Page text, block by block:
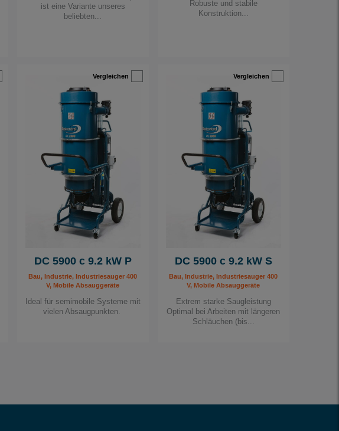
ist eine Variante unseres
beliebten...
Robuste und stabile
Konstruktion...
Vergleichen
DC 5900 c 9.2 kW P
Bau, Industrie, Industriesauger 400
V, Mobile Absauggeräte
Ideal für semimobile Systeme mit
vielen Absaugpunkten.
Vergleichen
DC 5900 c 9.2 kW S
Bau, Industrie, Industriesauger 400
V, Mobile Absauggeräte
Extrem starke Saugleistung
Optimal bei Arbeiten mit längeren
Schläuchen (bis...